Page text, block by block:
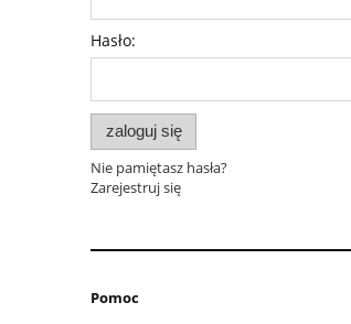
Hasło:
zaloguj się
Nie pamiętasz hasła?
Zarejestruj się
Pomoc